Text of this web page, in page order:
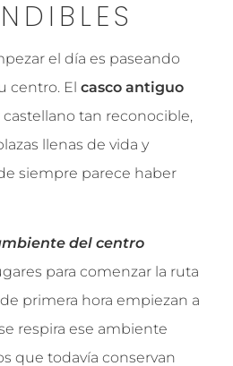
el día es paseando
centro. El casco antiguo
castellano tan reconocible,
llenas de vida y
siempre parece haber
del centro
para comenzar la ruta
primera hora empiezan a
respira ese ambiente
que todavía conservan